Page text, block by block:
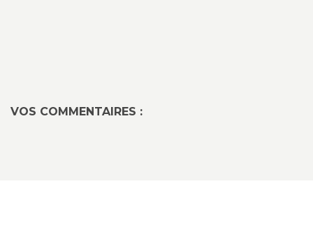
VOS COMMENTAIRES :